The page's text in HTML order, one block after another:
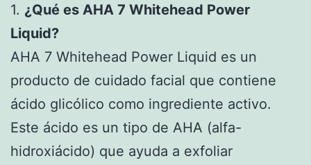
1. ¿Qué es AHA 7 Whitehead Power
Liquid?
AHA 7 Whitehead Power Liquid es un
producto de cuidado facial que contiene
ácido glicólico como ingrediente activo.
Este ácido es un tipo de AHA (alfa-
hidroxiácido) que ayuda a exfoliar